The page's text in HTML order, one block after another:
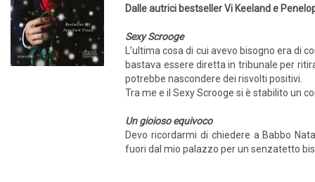
Dalle autrici bestseller Vi Keeland e
Sexy Scrooge
L’ultima cosa di cui avevo bisogno era di
bastava essere diretta in tribunale per
potrebbe nascondere dei risvolti positivi.
Tra me e il Sexy Scrooge si è stabilito un
Un gioioso equivoco
Devo ricordarmi di chiedere a Babbo
fuori dal mio palazzo per un senzatetto